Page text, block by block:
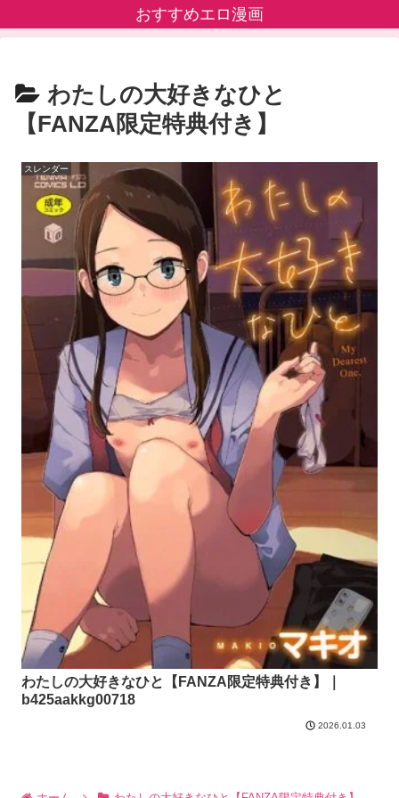
おすすめエロ漫画
わたしの大好きなひと
【FANZA限定特典付き】
スレンダー
わたしの大好きなひと【FANZA限定特典付き】｜
b425aakkg00718
2026.01.03